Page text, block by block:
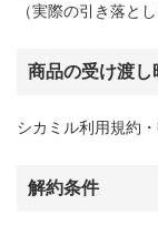
（実際の引き落と
商品の受け渡
シカミル利用規約
解約条件